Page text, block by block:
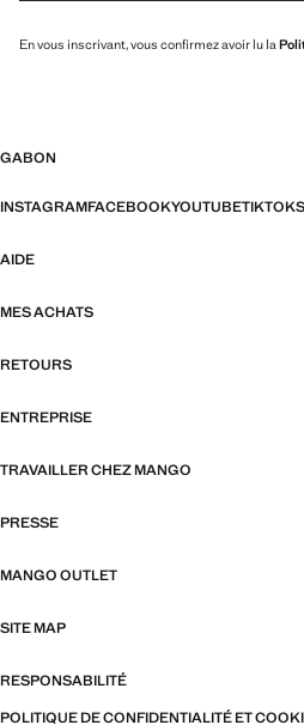
En vous inscrivant, vous confirmez avoir lu la
GABON
INSTAGRAMFACEBOOKYOUTUBETIKTOK
AIDE
MES ACHATS
RETOURS
ENTREPRISE
TRAVAILLER CHEZ MANGO
PRESSE
MANGO OUTLET
SITE MAP
RESPONSABILITÉ
POLITIQUE DE CONFIDENTIALITÉ ET